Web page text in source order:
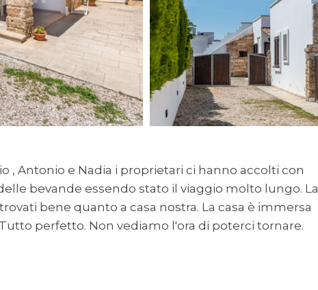
, Antonio e Nadia i proprietari ci hanno accolti con
bevande essendo stato il viaggio molto lungo. La
bene quanto a casa nostra. La casa è immersa
perfetto. Non vediamo l'ora di poterci tornare.